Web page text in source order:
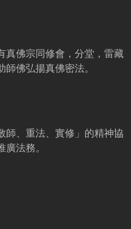
真佛宗同修會，分堂，雷藏
佛弘揚真佛密法。
師、重法、實修」的精神協
法務。